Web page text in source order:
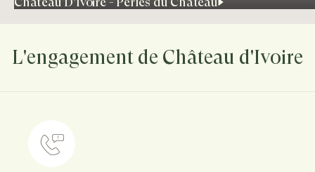
L'engagement de Château d'Ivoire